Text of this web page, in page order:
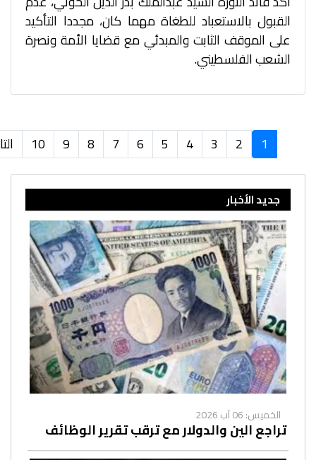
القبول بالاستعباد للطغاة مهما كان، مجددا التأكيد
على الموقف الثابت والمبدئي مع قضايا الأمة ونصرة
الشعب الفلسطيني.
1
2
3
4
5
6
7
8
9
10
جديد الأخبار
الخميس: 06 آب 2026
تراجع الين والدولار مع ترقب تقرير الوظائف